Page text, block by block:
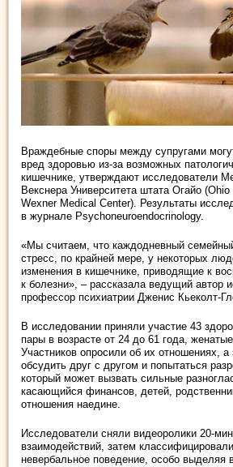
Враждебные споры между супругами
вред здоровью из-за возможных
кишечнике, утверждают исследователи
Векснера Университета штата Огайо
Wexner Medical Center). Результаты
в журнале Psychoneuroendocrinology.
«Мы считаем, что каждодневный
стресс, по крайней мере, у некоторых
изменения в кишечнике, приводящие к
к болезни», – рассказала ведущий автор
профессор психиатрии Дженис Кьеколт-
В исследовании приняли участие 43
пары в возрасте от 24 до 61 года,
Участников опросили об их отношениях, а
обсудить друг с другом и попытаться
который может вызвать сильные
касающийся финансов, детей,
отношения наедине.
Исследователи сняли видеоролики 20-
взаимодействий, затем
невербальное поведение, особо выделяя